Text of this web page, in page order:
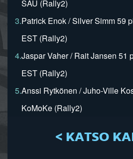
SAU (Rally2)
3.Patrick Enok / Silver Simm 59
EST (Rally2)
4.Jaspar Vaher / Rait Jansen 51
EST (Rally2)
5.Anssi Rytkönen / Juho-Ville
KoMoKe (Rally2)
< KATSO